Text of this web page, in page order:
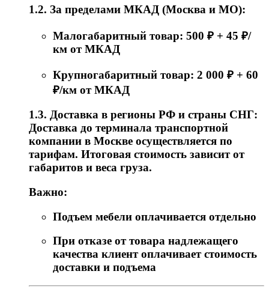
1.2. За пределами МКАД (Москва и МО):
Малогабаритный товар: 500 ₽ + 45 ₽/
км от МКАД
Крупногабаритный товар: 2 000 ₽ + 60
₽/км от МКАД
1.3. Доставка в регионы РФ и страны СНГ:
Доставка до терминала транспортной
компании в Москве осуществляется по
тарифам. Итоговая стоимость зависит от
габаритов и веса груза.
Важно:
Подъем мебели оплачивается отдельно
При отказе от товара надлежащего
качества клиент оплачивает стоимость
доставки и подъема